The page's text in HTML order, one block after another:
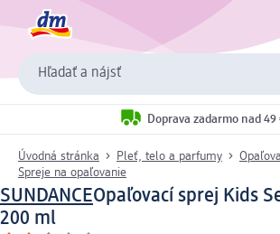
Hľadať a nájsť
Doprava zadarmo nad 49
Úvodná stránka Pleť, telo a parfumy
Spreje na opaľovanie
SUNDANCEOpaľovací sprej Kids
200 ml